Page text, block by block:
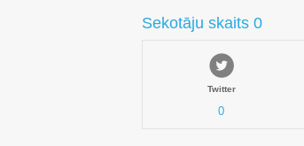
Sekotāju skaits 0
Twitter
0